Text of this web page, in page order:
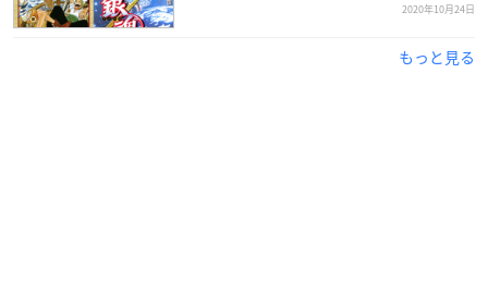
2020年10月24日
もっと見る